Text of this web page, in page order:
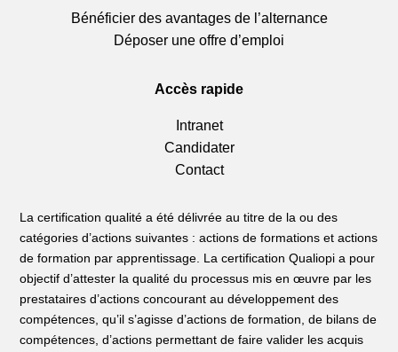
Bénéficier des avantages de l’alternance
Déposer une offre d’emploi
Accès rapide
Intranet
Candidater
Contact
La certification qualité a été délivrée au titre de la ou des
catégories d’actions suivantes : actions de formations et actions
de formation par apprentissage. La certification Qualiopi a pour
objectif d’attester la qualité du processus mis en œuvre par les
prestataires d’actions concourant au développement des
compétences, qu’il s’agisse d’actions de formation, de bilans de
compétences, d’actions permettant de faire valider les acquis